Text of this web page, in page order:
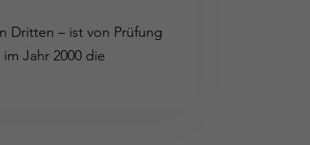
Dritten – ist von Prüfung
Jahr 2000 die